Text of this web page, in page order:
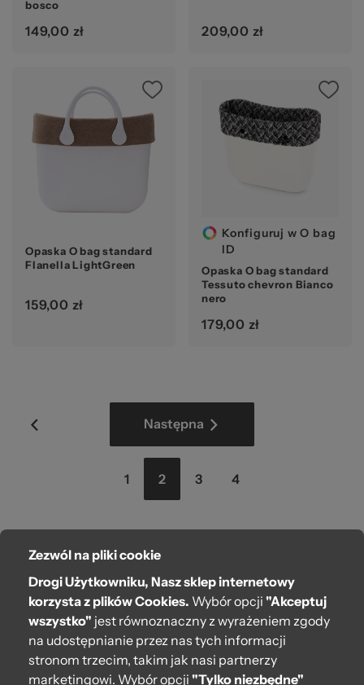
bosco
149,00 zł 209,00 zł
Opaska O bag standard
Flanella LightGreen
159,00 zł
Konfiguruj w O bag
ID
Opaska O bag standard
Tessuto chevron Bianco
nero
179,00 zł
Strona
1
Aktualnie
stronę
2 Strona
3 Strona
4
Strona
Następna
O bag
Pomoc
Moje O bag
Kontakt
Zezwól na pliki cookie
Drogi Użytkowniku, Nasz sklep internetowy
korzysta z plików Cookies. Wybór opcji "Akceptuj
wszystko" jest równoznaczny z wyrażeniem zgody
na udostępnianie przez nas tych informacji
stronom trzecim, takim jak nasi partnerzy
marketingowi. Wybór opcji "Tylko niezbędne"